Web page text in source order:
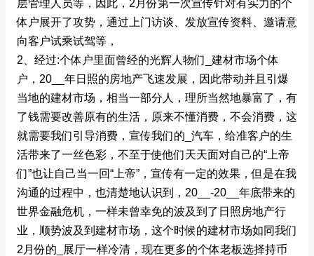
层管理人员等，因此，2月份第一次宣传针对有实力的个
体户展开了攻势，通过上门访谈、发放宣传资料、邀请意
向客户试乘试驾等，
2、经过:个体户里面曾经的光辉人物们_建材市场个体
户，20__年日照的房地产飞速发展，因此带动并且引爆
当地的建材市场，相当一部分人，理所当然地暴富了，有
了钱需要改善原有的生活，原来不懂消费，不会消费，这
就需要我们引导消费，宣传我们的_汽车，给准客户的生
活带来了一丝色彩，不至于使他们天天面对自己的“上帝
们”也让自己当一回“上帝”，宣传有一定的效果，但是在我
沟通的过程中，也清楚地认识到，20__-20__年底带来的
世界金融危机，一样未曾幸免的波及到了日照房地产行
业，顺势波及到建材市场，这个时候的建材市场如同我们
2月份的_展厅一样冷清，现在更多的个体老板选择持币